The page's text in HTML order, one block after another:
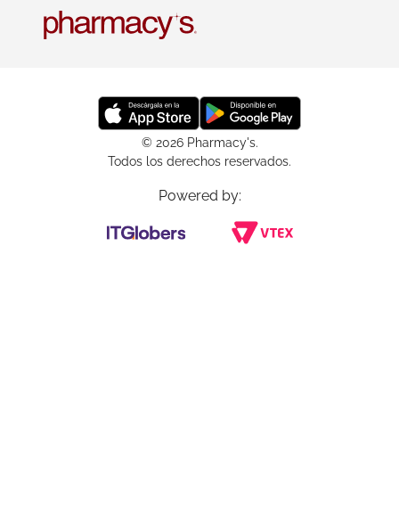
© 2026 Pharmacy's.
Todos los derechos reservados.
Powered by: